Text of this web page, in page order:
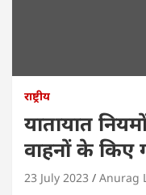
राष्ट्रीय
यातायात
वाहनों के किए
23 July 2023 Anurag